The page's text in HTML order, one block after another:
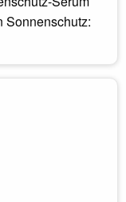
Sonnenschutz: